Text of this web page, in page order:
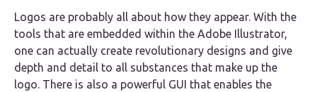
Logos are probably all about how they appear. With the
tools that are embedded within the Adobe Illustrator,
one can actually create revolutionary designs and give
depth and detail to all substances that make up the
logo. There is also a powerful GUI that enables the